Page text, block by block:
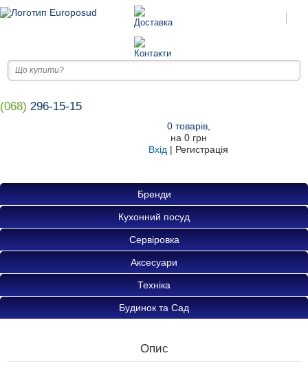
(068) 296-15-15
0товарів,
на 0 грн
Вхід | Регистрація
Бренди
Кухонний посуд
Сервіровка
Аксесуари
Техніка
Будинок та Сад
Опис